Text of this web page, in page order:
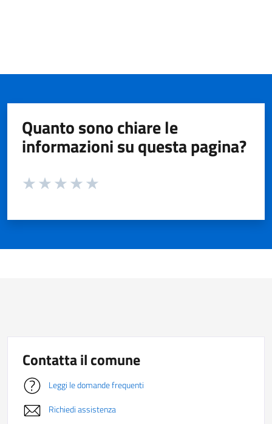
Quanto sono chiare le
informazioni su questa pagina?
Valuta da 1 a 5 stelle la pagina
Contatta il comune
Leggi le domande frequenti
Richiedi assistenza